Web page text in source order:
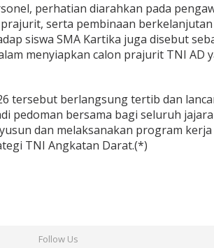
perhatian diarahkan pada
serta pembinaan
siswa SMA Kartika juga disebut
menyiapkan calon prajurit TNI AD
tersebut berlangsung tertib dan
pedoman bersama bagi seluruh
dan melaksanakan program
TNI Angkatan Darat.(*)
Follow Us